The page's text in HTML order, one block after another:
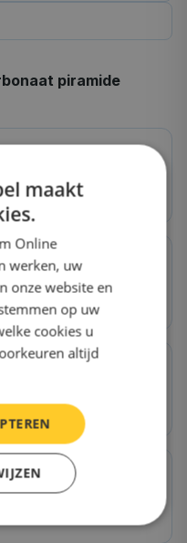
piramide
energiekosten
maakt
Online
werken, uw
onze website en
op uw
cookies u
altijd